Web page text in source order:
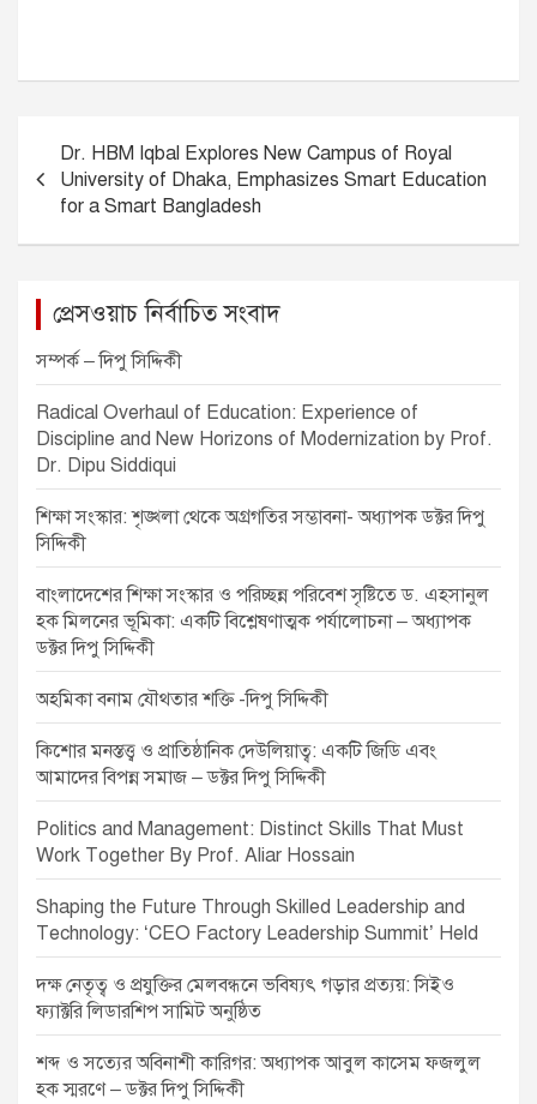
t
Dr. HBM Iqbal Explores New Campus of Royal
University of Dhaka, Emphasizes Smart Education
for a Smart Bangladesh
প্রেসওয়াচ নির্বাচিত সংবাদ
সম্পর্ক – দিপু সিদ্দিকী
Radical Overhaul of Education: Experience of
Discipline and New Horizons of Modernization by Prof.
Dr. Dipu Siddiqui
শিক্ষা সংস্কার: শৃঙ্খলা থেকে অগ্রগতির সম্ভাবনা- অধ্যাপক ডক্টর দিপু
সিদ্দিকী
বাংলাদেশের শিক্ষা সংস্কার ও পরিচ্ছন্ন পরিবেশ সৃষ্টিতে ড. এহসানুল
হক মিলনের ভূমিকা: একটি বিশ্লেষণাত্মক পর্যালোচনা – অধ্যাপক
ডক্টর দিপু সিদ্দিকী
অহমিকা বনাম যৌথতার শক্তি -দিপু সিদ্দিকী
কিশোর মনস্তত্ত্ব ও প্রাতিষ্ঠানিক দেউলিয়াত্ব: একটি জিডি এবং
আমাদের বিপন্ন সমাজ – ডক্টর দিপু সিদ্দিকী
Politics and Management: Distinct Skills That Must
Work Together By Prof. Aliar Hossain
Shaping the Future Through Skilled Leadership and
Technology: ‘CEO Factory Leadership Summit’ Held
দক্ষ নেতৃত্ব ও প্রযুক্তির মেলবন্ধনে ভবিষ্যৎ গড়ার প্রত্যয়: সিইও
ফ্যাক্টরি লিডারশিপ সামিট অনুষ্ঠিত
শব্দ ও সত্যের অবিনাশী কারিগর: অধ্যাপক আবুল কাসেম ফজলুল
হক স্মরণে – ডক্টর দিপু সিদ্দিকী